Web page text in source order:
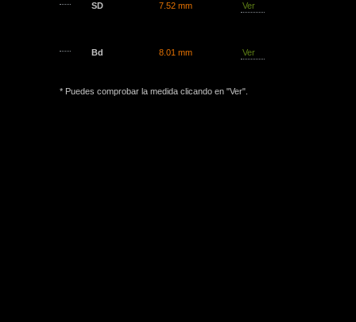
* Puedes comprobar la medida clicando en "Ver".
SD 7.52 mm Ver
Bd 8.01 mm Ver